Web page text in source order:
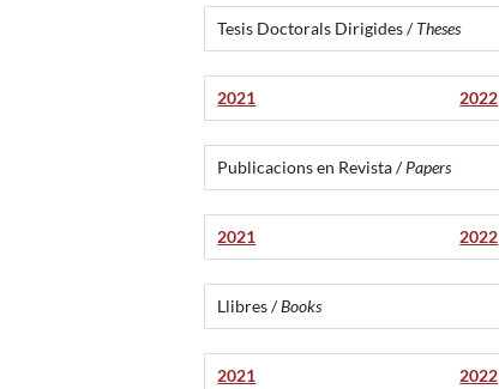
Tesis Doctorals Dirigides /Theses
2021 2022
Publicacions en Revista /Papers
2021 2022
Llibres /Books
2021 2022